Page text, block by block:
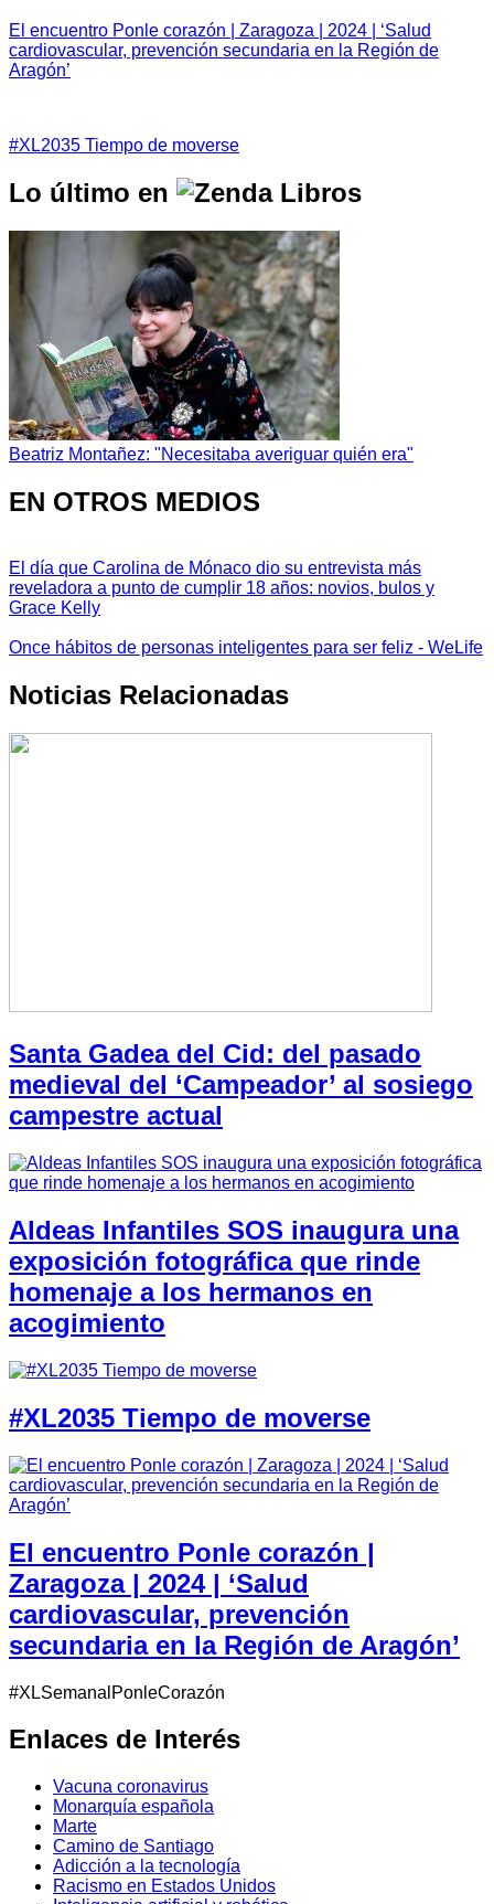
El encuentro Ponle corazón | Zaragoza | 2024 | ‘Salud
cardiovascular, prevención secundaria en la Región de
Aragón’
#XL2035 Tiempo de moverse
Lo último en
Beatriz Montañez: "Necesitaba averiguar quién era"
EN OTROS MEDIOS
El día que Carolina de Mónaco dio su entrevista más
reveladora a punto de cumplir 18 años: novios, bulos y
Grace Kelly
Once hábitos de personas inteligentes para ser feliz - WeLife
Noticias Relacionadas
Santa Gadea del Cid: del pasado
medieval del ‘Campeador’ al sosiego
campestre actual
Aldeas Infantiles SOS inaugura una
exposición fotográfica que rinde
homenaje a los hermanos en
acogimiento
#XL2035 Tiempo de moverse
El encuentro Ponle corazón |
Zaragoza | 2024 | ‘Salud
cardiovascular, prevención
secundaria en la Región de Aragón’
#XLSemanalPonleCorazón
Enlaces de Interés
Vacuna coronavirus
Monarquía española
Marte
Camino de Santiago
Adicción a la tecnología
Racismo en Estados Unidos